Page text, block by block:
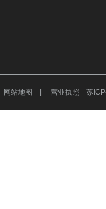
网站地图 | 营业执照 苏